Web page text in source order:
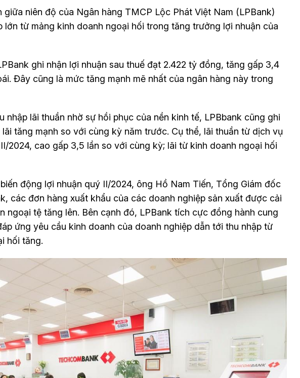
niên độ của Ngân hàng TMCP Lộc Phát Việt Nam (LPBank)
từ mảng kinh doanh ngoại hối trong tăng trưởng lợi nhuận của
ghi nhận lợi nhuận sau thuế đạt 2.422 tỷ đồng, tăng gấp 3,4
Đây cũng là mức tăng mạnh mẽ nhất của ngân hàng này trong
nhập lãi thuần nhờ sự hồi phục của nền kinh tế, LPBbank cũng ghi
tăng mạnh so với cùng kỳ năm trước. Cụ thể, lãi thuần từ dịch vụ
2024, cao gấp 3,5 lần so với cùng kỳ; lãi từ kinh doanh ngoại hối
động lợi nhuận quý II/2024, ông Hồ Nam Tiến, Tổng Giám đốc
các đơn hàng xuất khẩu của các doanh nghiệp sản xuất được cải
ngoại tệ tăng lên. Bên cạnh đó, LPBank tích cực đồng hành cung
ứng yêu cầu kinh doanh của doanh nghiệp dẫn tới thu nhập từ
hối tăng.